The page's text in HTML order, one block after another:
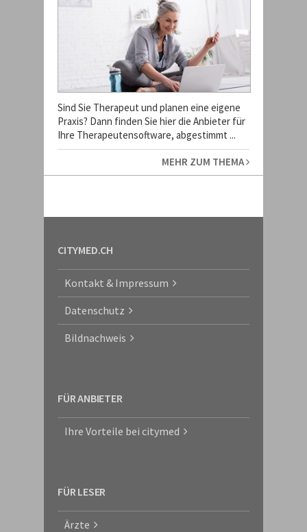
Sind Sie Therapeut und planen eine eigene
Praxis? Dann finden Sie hier die Anbieter für
Ihre Therapeutensoftware, abgestimmt ...
MEHR ZUM THEMA
CITYMED.CH
Kontakt & Impressum
Datenschutz
Bildnachweis
FÜR ANBIETER
Ihre Vorteile bei citymed
FÜR LESER
Ärzte